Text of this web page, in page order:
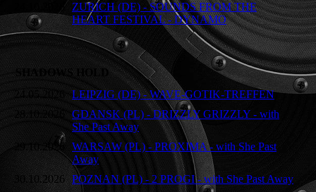
ZURICH (DE) - SOUNDS FROM THE
HEART FESTIVAL - DYNAMO
SHADOWS HOLD
24.05.2026
LEIPZIG (DE) - WAVE-GOTIK-TREFFEN
28.10.2026
GDANSK (PL) - DRIZZLY GRIZZLY - with
She Past Away
29.10.2026 WARSAW (PL) - PROXIMA - with She Past
Away
30.10.2026 POZNAN (PL) - 2 PROGI - with She Past Away